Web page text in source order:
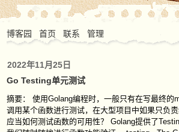
博客园 首页 联系 管理
2022年11月25日
Go Testing单元测试
摘要： 使用Golang编程时，一般只有在写最终的
调用某个函数进行测试，在大型项目中如果只负
应当如何测试函数的可用性？ Golang提供了